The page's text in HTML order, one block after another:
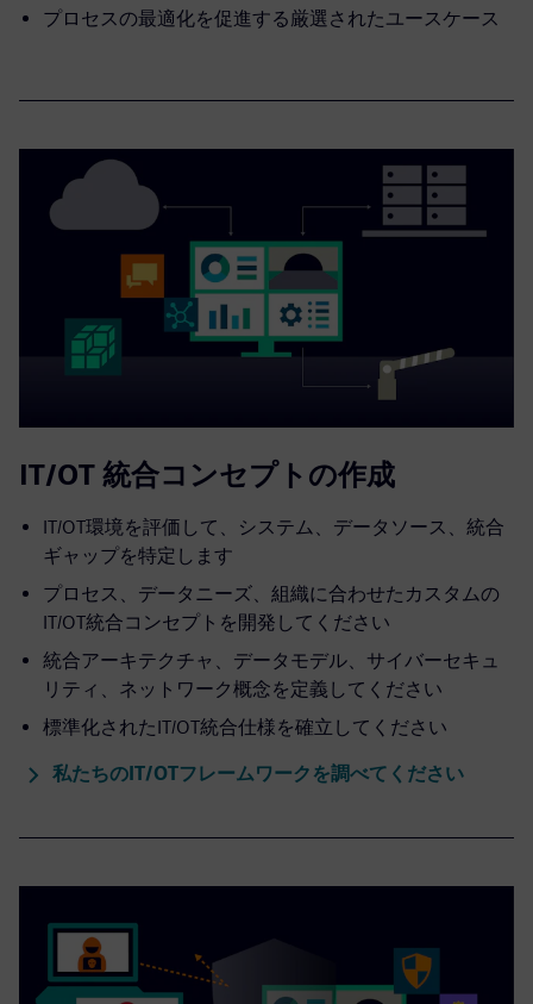
プロセスの最適化を促進する厳選されたユースケース
IT/OT 統合コンセプトの作成
IT/OT環境を評価して、システム、データソース、統合
ギャップを特定します
プロセス、データニーズ、組織に合わせたカスタムの
IT/OT統合コンセプトを開発してください
統合アーキテクチャ、データモデル、サイバーセキュ
リティ、ネットワーク概念を定義してください
標準化されたIT/OT統合仕様を確立してください
私たちのIT/OTフレームワークを調べてください